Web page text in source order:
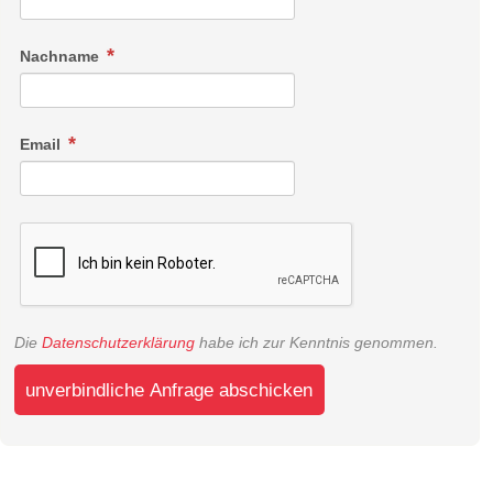
Nachname
Email
Die Datenschutzerklärung habe ich zur Kenntnis genommen.
unverbindliche Anfrage abschicken